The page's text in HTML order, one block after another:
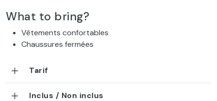
What to bring?
Vêtements confortables
Chaussures fermées
Tarif
Inclus / Non inclus